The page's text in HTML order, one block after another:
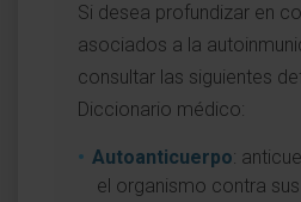
Si desea profundizar en
asociados a la
consultar las siguientes
Diccionario médico:
Autoanticuerpo:
el organismo contra